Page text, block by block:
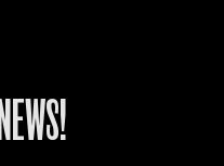
!GET THE NEWS